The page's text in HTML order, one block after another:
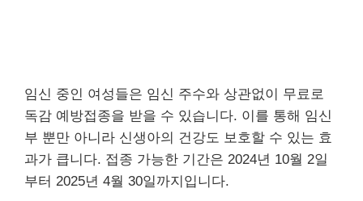
임신 중인 여성들은 임신 주수와 상관없이 무료로
독감 예방접종을 받을 수 있습니다. 이를 통해 임신
부 뿐만 아니라 신생아의 건강도 보호할 수 있는 효
과가 큽니다. 접종 가능한 기간은 2024년 10월 2일
부터 2025년 4월 30일까지입니다.